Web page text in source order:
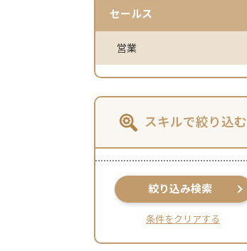
セールス
営業
スキルで絞り込む
絞り込み検索
条件をクリアする